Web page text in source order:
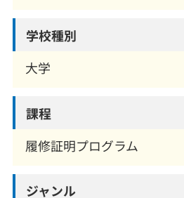
学校種別
大学
課程
履修証明プログラム
ジャンル